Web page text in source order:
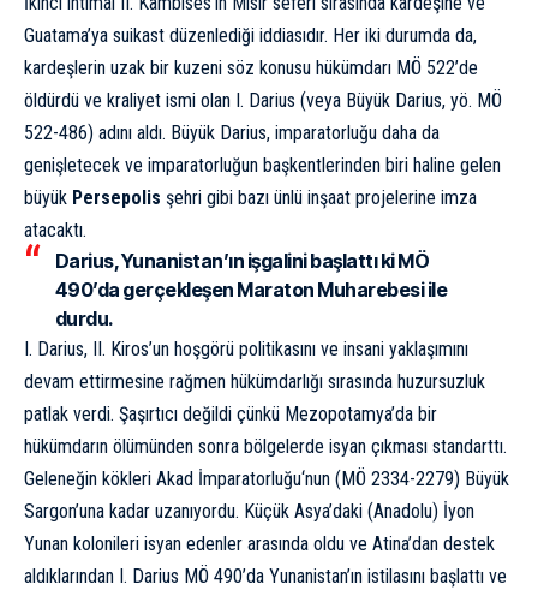
Guatama’ya suikast düzenlediği iddiasıdır. Her iki durumda da,
kardeşlerin uzak bir kuzeni söz konusu hükümdarı MÖ 522’de
öldürdü ve kraliyet ismi olan I. Darius (veya Büyük Darius, yö. MÖ
522-486) adını aldı. Büyük Darius, imparatorluğu daha da
genişletecek ve imparatorluğun başkentlerinden biri haline gelen
büyük Persepolis şehri gibi bazı ünlü inşaat projelerine imza
atacaktı.
Darius, Yunanistan’ın işgalini başlattı ki MÖ
490’da gerçekleşen Maraton Muharebesi ile
durdu.
I. Darius, II. Kiros’un hoşgörü politikasını ve insani yaklaşımını
devam ettirmesine rağmen hükümdarlığı sırasında huzursuzluk
patlak verdi. Şaşırtıcı değildi çünkü Mezopotamya’da bir
hükümdarın ölümünden sonra bölgelerde isyan çıkması standarttı.
Geleneğin kökleri Akad İmparatorluğu‘nun (MÖ 2334-2279) Büyük
Sargon’una kadar uzanıyordu. Küçük Asya’daki (Anadolu) İyon
Yunan kolonileri isyan edenler arasında oldu ve Atina’dan destek
aldıklarından I. Darius MÖ 490’da Yunanistan’ın istilasını başlattı ve